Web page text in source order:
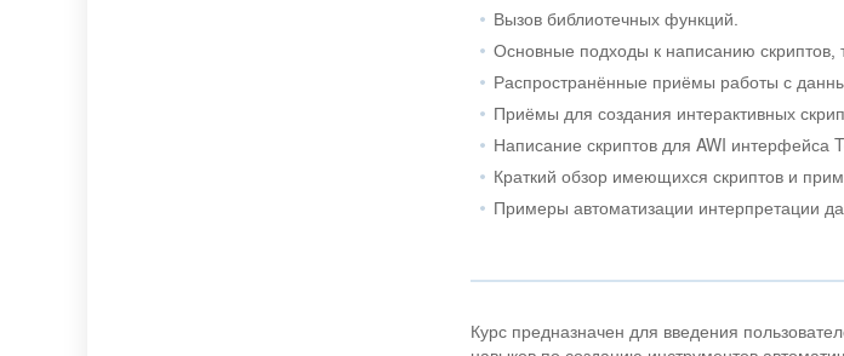
Вызов библиотечных функций.
Основные подходы к написанию скриптов,
Распространённые приёмы работы с
Приёмы для создания интерактивных
Написание скриптов для AWI интерфейса
Краткий обзор имеющихся скриптов и
Примеры автоматизации интерпретации
Курс предназначен для введения